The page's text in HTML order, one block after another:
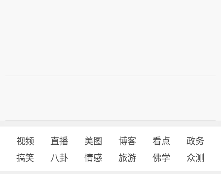
视频 直播 美图 博客 看点
政务
搞笑
八卦 情感 旅游 佛学 众测